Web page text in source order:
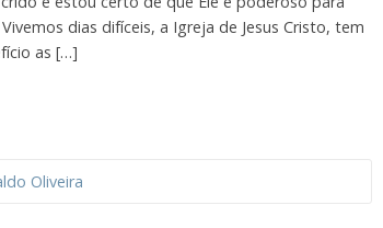
dias difíceis, a Igreja de Jesus Cristo, tem
as […]
Oliveira